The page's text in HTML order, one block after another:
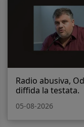
Radio abusiva,
diffida la testata.
05-08-2026